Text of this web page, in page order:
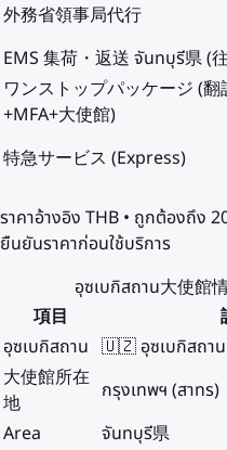
外務省領事局代行
EMS 集荷・返送 จันทบุรี県 (
ワンストップパッケージ (翻
+MFA+大使館)
特急サービス (Express)
ราคาอ้างอิง THB • ถูกต้องถึง
ยืนยันราคาก่อนใช้บริการ
อุซเบกิสถาน大使館
項目
อุซเบกิสถาน 🇺🇿 อุซเบกิสถา
大使館所在
地
กรุงเทพฯ (สาทร)
Area
จันทบุรี県